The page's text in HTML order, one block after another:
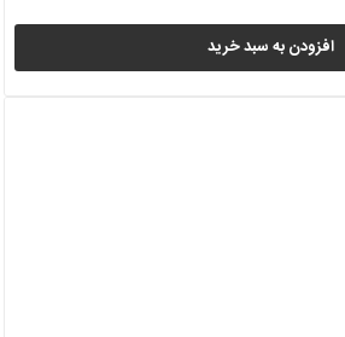
افزودن به سبد خرید